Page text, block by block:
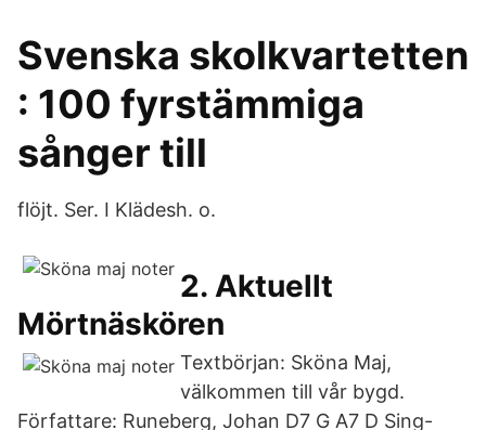
Svenska skolkvartetten
: 100 fyrstämmiga
sånger till
flöjt. Ser. I Klädesh. o.
2. Aktuellt
Mörtnäskören
Textbörjan: Sköna Maj,
välkommen till vår bygd.
Författare: Runeberg, Johan D7 G A7 D Sing-